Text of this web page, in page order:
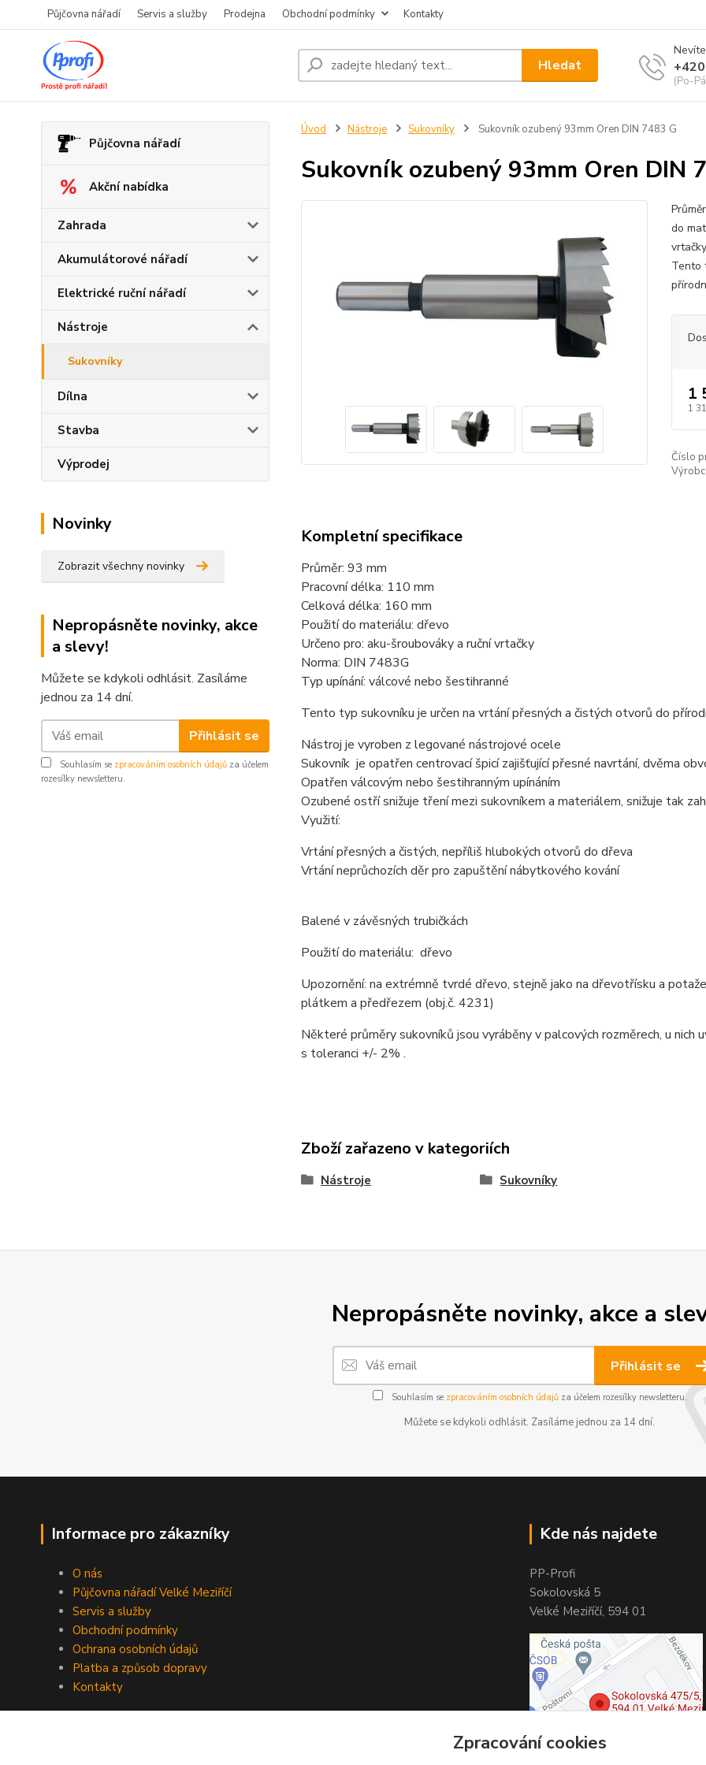
Půjčovna nářadí Servis a služby Prodejna Obchodní podmínky Kontakty
Hledat
(Po-
Půjčovna nářadí
Akční nabídka
Zahrada
Akumulátorové nářadí
Elektrické ruční nářadí
Nástroje
Sukovníky
Dílna
Stavba
Výprodej
Novinky
Zobrazit všechny novinky
Nepropásněte novinky, akce
a slevy!
Můžete se kdykoli odhlásit. Zasíláme
jednou za 14 dní.
Přihlásit se
Souhlasím se zpracováním osobních údajů za účelem
rozesílky newsletteru.
Úvod Nástroje Sukovníky Sukovník ozubený 93mm Oren DIN 7483 G
Sukovník ozubený 93mm Oren DIN
do
Tento
1
1
Číslo
Kompletní specifikace
Průměr: 93 mm
Pracovní délka: 110 mm
Celková délka: 160 mm
Použití do materiálu: dřevo
Určeno pro: aku-šroubováky a ruční vrtačky
Norma: DIN 7483G
Typ upínání: válcové nebo šestihranné
Tento typ sukovníku je určen na vrtání přesných a čistých otvorů do
Nástroj je vyroben z legované nástrojové ocele
Sukovník je opatřen centrovací špicí zajišťující přesné navrtání, dvěma
Opatřen válcovým nebo šestihranným upínáním
Ozubené ostří snižuje tření mezi sukovníkem a materiálem, snižuje tak
Využití:
Vrtání přesných a čistých, nepříliš hlubokých otvorů do dřeva
Vrtání neprůchozích děr pro zapuštění nábytkového kování
Balené v závěsných trubičkách
Použití do materiálu: dřevo
Upozornění: na extrémně tvrdé dřevo, stejně jako na dřevotřísku a
plátkem a předřezem (obj.č. 4231)
Některé průměry sukovníků jsou vyráběny v palcových rozměrech, u
s toleranci +/- 2% .
Zboží zařazeno v kategoriích
Nástroje Sukovníky
Nepropásněte novinky, akce a
Přihlásit se
Souhlasím se zpracováním osobních údajůza účelem rozesílky newsletteru.
Můžete se kdykoli odhlásit. Zasíláme jednou za 14 dní.
Informace pro zákazníky
O nás
Půjčovna nářadí Velké Meziříčí
Servis a služby
Obchodní podmínky
Ochrana osobních údajů
Platba a způsob dopravy
Kontakty
Kde nás najdete
PP-Profi
Sokolovská 5
Velké Meziříčí, 594 01
Zpracování cookies